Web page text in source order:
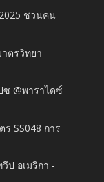
ชวนคน
ตรวิทยา
ซ @พาราไดซ์
SS048 การ
ป อเมริกา -